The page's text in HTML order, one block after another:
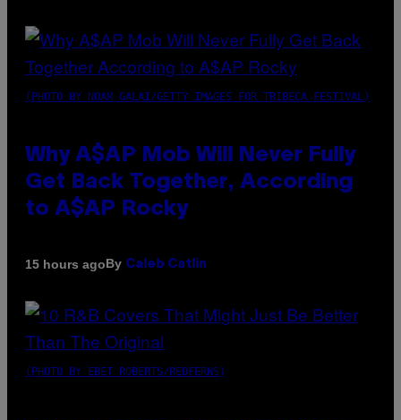
(PHOTO BY NOAM GALAI/GETTY IMAGES FOR TRIBECA FESTIVAL)
Why A$AP Mob Will Never Fully
Get Back Together, According
to A$AP Rocky
15 hours agoBy Caleb Catlin
(PHOTO BY EBET ROBERTS/REDFERNS)